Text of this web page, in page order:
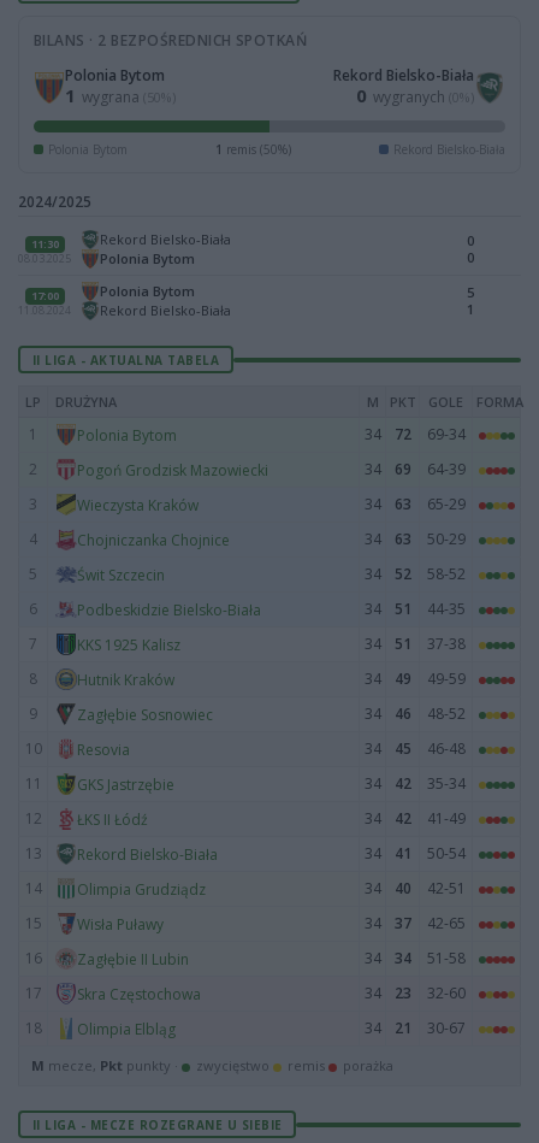
BILANS · 2 BEZPOŚREDNICH SPOTKAŃ
Polonia Bytom
1 wygrana (50%)
Rekord Bielsko-Biała
0 wygranych (0%)
Polonia Bytom 1 remis (50%) Rekord Bielsko-Biała
2024/2025
11:30
08.03.2025
Rekord Bielsko-Biała
Polonia Bytom
0
0
17:00
11.08.2024
Polonia Bytom
Rekord Bielsko-Biała
5
1
II LIGA - AKTUALNA TABELA
LP DRUŻYNA M PKT GOLE FORMA
1 Polonia Bytom 34 72
69-34
2
Pogoń Grodzisk Mazowiecki 34 69
64-39
3
Wieczysta Kraków 34 63
65-29
4
Chojniczanka Chojnice 34 63
50-29
5
Świt Szczecin 34 52
58-52
6
Podbeskidzie Bielsko-Biała 34 51
44-35
7
KKS 1925 Kalisz 34 51
37-38
8
Hutnik Kraków 34 49
49-59
9
Zagłębie Sosnowiec 34 46
48-52
10
Resovia 34 45
46-48
11
GKS Jastrzębie 34 42
35-34
12
ŁKS II Łódź 34 42
41-49
13
Rekord Bielsko-Biała 34 41
50-54
14
Olimpia Grudziądz 34 40
42-51
15
Wisła Puławy 34 37
42-65
16
Zagłębie II Lubin 34 34
51-58
17
Skra Częstochowa 34 23
32-60
18
Olimpia Elbląg 34 21 30-67
M mecze, Pkt punkty · zwycięstwo remis porażka
II LIGA - MECZE ROZEGRANE U SIEBIE